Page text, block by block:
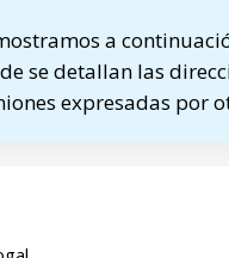
a
se detallan las
expresadas por